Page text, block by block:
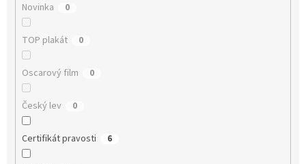
Novinka 0
TOP plakát 0
Oscarový film 0
Český lev 0
Certifikát pravosti 6